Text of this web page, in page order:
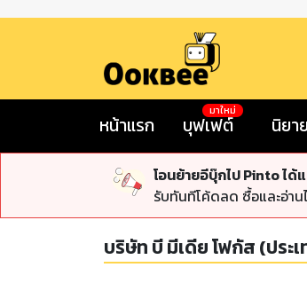
หน้าแรก บุฟเฟต์
มาใหม่
นิยา
โอนย้ายอีบุ๊กไป Pinto ได้
รับทันทีโค้ดลด ซื้อและอ่า
บริษัท บี มีเดีย โฟกัส (ประ